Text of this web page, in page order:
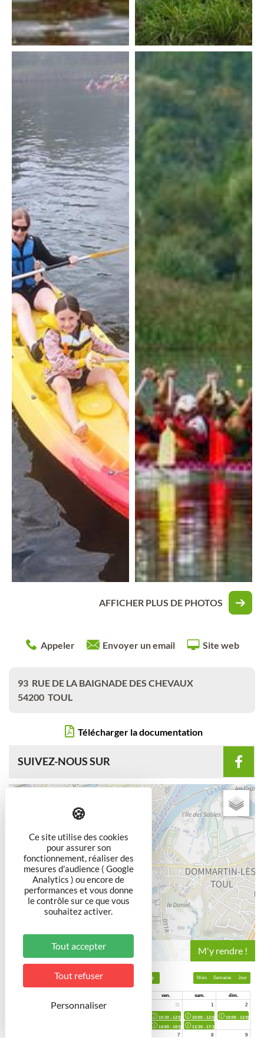
AFFICHER PLUS DE PHOTOS
Appeler Envoyer un email Site web
93 RUE DE LA BAIGNADE DES CHEVAUX
54200 TOUL
Télécharger la documentation
SUIVEZ-NOUS SUR
Leaflet
Ce site utilise des cookies
pour assurer son
fonctionnement, réaliser des
mesures d'audience ( Google
Analytics ) ou encore de
performances et vous donne
le contrôle sur ce que vous
souhaitez activer.
Tout accepter
Tout refuser
Personnaliser